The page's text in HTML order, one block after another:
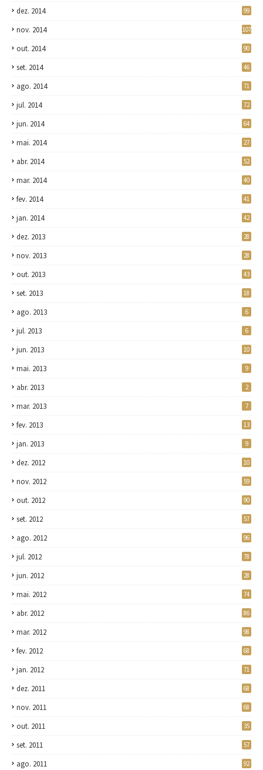
dez. 2014 99
nov. 2014 107
out. 2014 90
set. 2014 46
ago. 2014 71
jul. 2014 72
jun. 2014 64
mai. 2014 27
abr. 2014 52
mar. 2014 40
fev. 2014 41
jan. 2014 42
dez. 2013 28
nov. 2013 28
out. 2013 43
set. 2013 18
ago. 2013 6
jul. 2013 6
jun. 2013 10
mai. 2013 9
abr. 2013 2
mar. 2013 7
fev. 2013 13
jan. 2013 9
dez. 2012 10
nov. 2012 59
out. 2012 90
set. 2012 57
ago. 2012 96
jul. 2012 78
jun. 2012 28
mai. 2012 74
abr. 2012 86
mar. 2012 98
fev. 2012 68
jan. 2012 71
dez. 2011 68
nov. 2011 68
out. 2011 35
set. 2011 57
ago. 2011 92